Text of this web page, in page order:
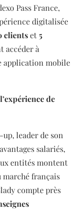
Pass France,
digitalisée
clientset 5
accéder à
application mobile
de
up, leader de son
salariés,
entités montent
marché français
compte près